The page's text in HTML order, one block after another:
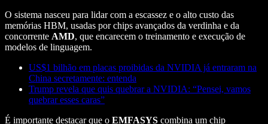
O sistema nasceu para lidar com a escassez e o alto custo das
memórias HBM, usadas por chips avançados da verdinha e da
concorrente AMD, que encarecem o treinamento e execução de
modelos de linguagem.
US$1 bilhão em placas proibidas da NVIDIA já entraram na
China secretamente: entenda
Trump revela que quis quebrar a NVIDIA: “Pensei, vamos
quebrar esses caras”
É importante destacar que o EMFASYS combina um chip